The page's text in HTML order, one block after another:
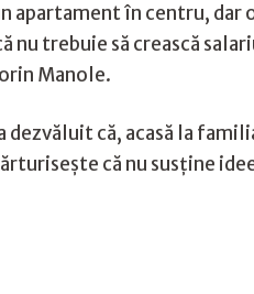
apartament în centru, dar
nu trebuie să crească
Manole.
dezvăluit că, acasă la
că nu susţine